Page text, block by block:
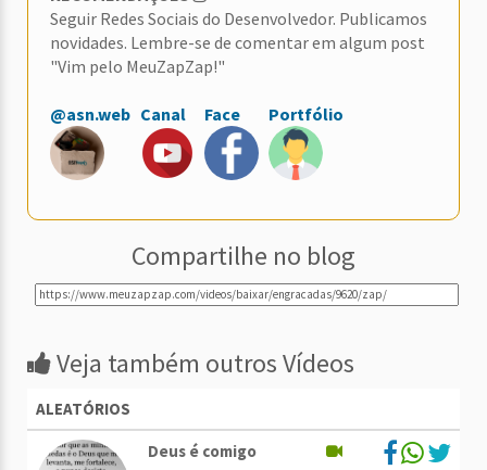
Seguir Redes Sociais do Desenvolvedor. Publicamos
novidades. Lembre-se de comentar em algum post
"Vim pelo MeuZapZap!"
@asn.web Canal Face Portfólio
Compartilhe no blog
Veja também outros Vídeos
ALEATÓRIOS
Deus é comigo